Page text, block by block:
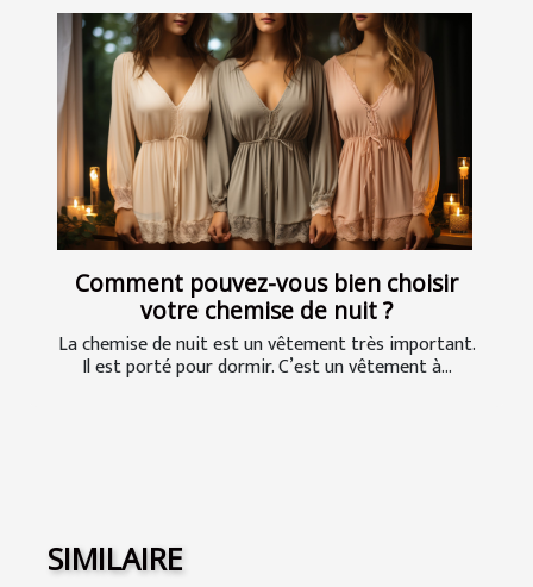
Comment pouvez-vous bien choisir
votre chemise de nuit ?
La chemise de nuit est un vêtement très important.
Il est porté pour dormir. C’est un vêtement à...
SIMILAIRE